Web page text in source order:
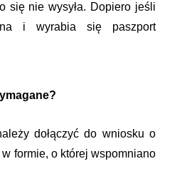
się nie wysyła. Dopiero jeśli
i wyrabia się paszport
dołączyć do wniosku o
formie, o której wspomniano